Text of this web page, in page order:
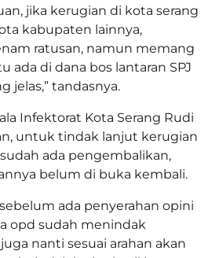
jika kerugian di kota serang
kabupaten lainnya,
ratusan, namun memang
ada di dana bos lantaran SPJ
jelas,” tandasnya.
Infektorat Kota Serang Rudi
untuk tindak lanjut kerugian
ada pengembalikan,
belum di buka kembali.
ada penyerahan opini
opd sudah menindak
nanti sesuai arahan akan